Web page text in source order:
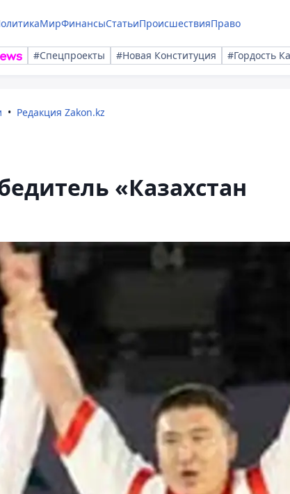
МирФинансыСтатьиПроисшествияПраво
#Спецпроекты #Новая Конституция #Гордость
Редакция Zakon.kz
«Казахстан